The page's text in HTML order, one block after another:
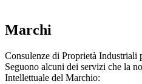
Marchi
Consulenze di Proprietà Industriali
Seguono alcuni dei servizi che la
Intellettuale del Marchio: